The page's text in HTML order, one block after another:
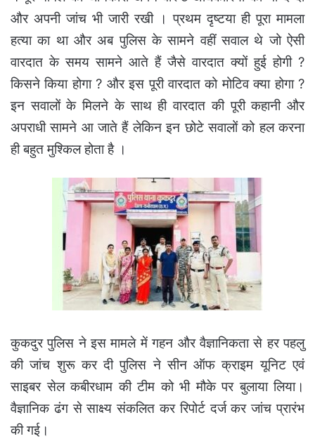
और अपनी जांच भी जारी रखी । प्रथम दृष्टया ही पूरा मामला
हत्या का था और अब पुलिस के सामने वहीं सवाल थे जो ऐसी
वारदात के समय सामने आते हैं जैसे वारदात क्यों हुई होगी ?
किसने किया होगा ? और इस पूरी वारदात को मोटिव क्या होगा ?
इन सवालों के मिलने के साथ ही वारदात की पूरी कहानी और
अपराधी सामने आ जाते हैं लेकिन इन छोटे सवालों को हल करना
ही बहुत मुश्किल होता है ।
कुकदुर पुलिस ने इस मामले में गहन और वैज्ञानिकता से हर पहलु
की जांच शुरू कर दी पुलिस ने सीन ऑफ क्राइम यूनिट एवं
साइबर सेल कबीरधाम की टीम को भी मौके पर बुलाया लिया।
वैज्ञानिक ढंग से साक्ष्य संकलित कर रिपोर्ट दर्ज कर जांच प्रारंभ
की गई।